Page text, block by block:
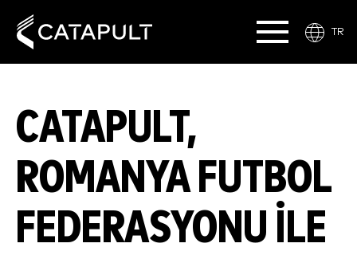
TR
CATAPULT,
ROMANYA FUTBOL
FEDERASYONU ILE